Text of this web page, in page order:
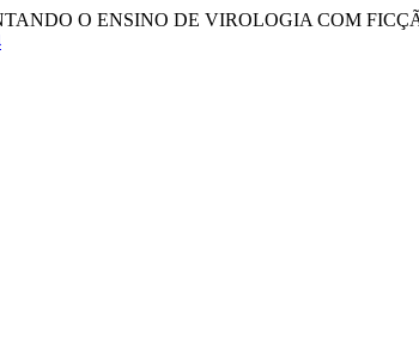
O ENSINO DE VIROLOGIA COM